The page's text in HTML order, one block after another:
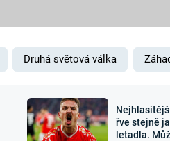
MARS
Záhady a
Druhá světová válka
řve stejně
letadla.